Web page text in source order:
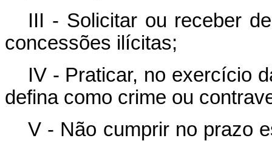
III - Solicitar ou receber
concessões ilícitas;
IV - Praticar, no exercício
defina como crime ou
V - Não cumprir no prazo